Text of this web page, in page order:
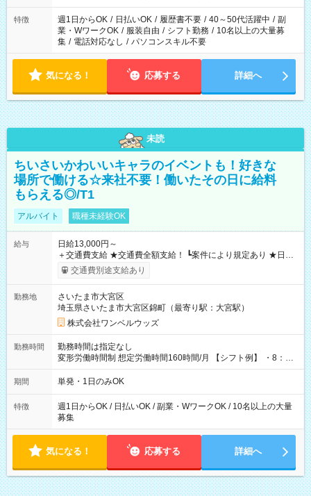
特徴 週1日からOK / 日払いOK / 履歴書不要 / 40～50代活躍中 / 副
業・WワークOK / 服装自由 / シフト勤務 / 10名以上の大量募
集 / 電話対応なし / パソコンスキル不要
気になる！ 応募する 詳細へ
未読
ちいさいかわいいキャラのイベントも！好きな
場所で働ける☆来社不要！働いたその日に給料
もらえる◎/T1
アルバイト 職種未経験OK
給与
日給13,000円～
＋交通費支給 ★交通費全額支給！ ┗案件により規定あり ★日払
いOK！（規定あり） ┗働いたその日に現金GET♪ お仕事後はコ
ンビニATMから 日払い分を引き落とせます！ 【試用期間】試
交通費別途支給あり
勤務地
さいたま市大宮区
埼玉県さいたま市大宮区錦町（最寄り駅：大宮駅）
株式会社ワンベルウッズ
勤務時間
勤務時間は指定なし
変形労働時間制 想定労働時間160時間/月 【シフト例】 ・8：00
～21：00
期間 単発・1日のみOK
特徴
週1日からOK / 日払いOK / 副業・WワークOK / 10名以上の大量
募集
気になる！ 応募する 詳細へ